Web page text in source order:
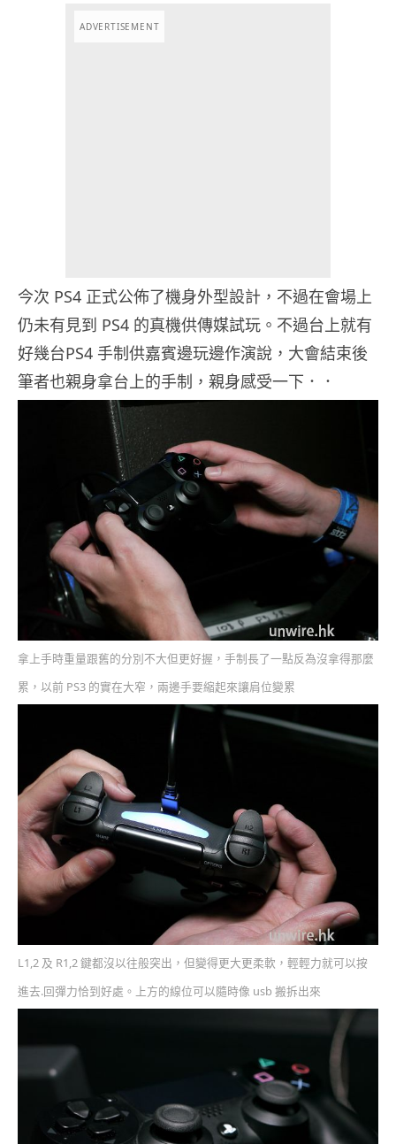
ADVERTISEMENT
今次 PS4 正式公佈了機身外型設計，不過在會場上
仍未有見到 PS4 的真機供傳媒試玩。不過台上就有
好幾台PS4 手制供嘉賓邊玩邊作演說，大會結束後
筆者也親身拿台上的手制，親身感受一下．．
拿上手時重量跟舊的分別不大但更好握，手制長了一點反為沒拿得那麼
累，以前 PS3 的實在大窄，兩邊手要縮起來讓肩位變累
L1,2 及 R1,2 鍵都沒以往般突出，但變得更大更柔軟，輕輕力就可以按
進去.回彈力恰到好處。上方的線位可以隨時像 usb 搬拆出來